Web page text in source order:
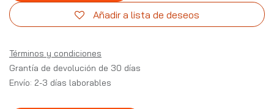
Añadir a lista de deseos
Términos y condiciones
Grantía de devolución de 30 días
Envío: 2-3 días laborables